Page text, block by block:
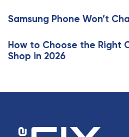
e
lSamsung Phone Won’t
How to Choose the Right
Shop in 2026